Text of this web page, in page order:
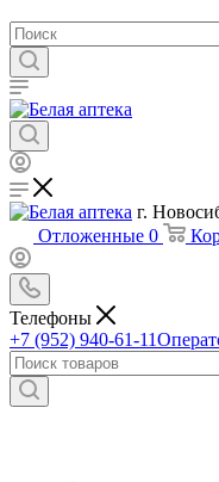
г.
Отложенные 0
Телефоны
+7 (952) 940-61-11